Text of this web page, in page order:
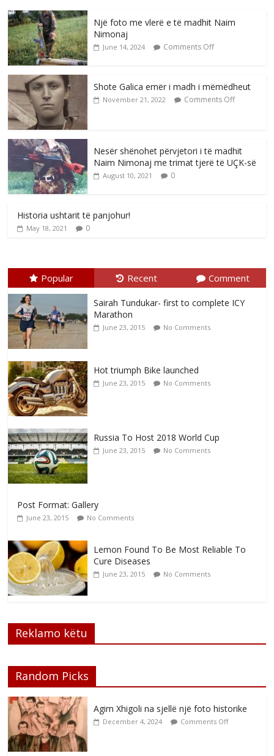
Një foto me vlerë e të madhit Naim
Nimonaj
June 14, 2024 Comments Off
Shote Galica emër i madh i mëmëdheut
November 21, 2022 Comments Off
Nesër shënohet përvjetori i të madhit
Naim Nimonaj me trimat tjerë të UÇK-së
August 10, 2021 0
Historia ushtarit të panjohur!
May 18, 2021 0
Popular Recent Comment
Sairah Tundukar- first to complete ICY
Marathon
June 23, 2015 No Comments
Hot triumph Bike launched
June 23, 2015 No Comments
Russia To Host 2018 World Cup
June 23, 2015 No Comments
Post Format: Gallery
June 23, 2015 No Comments
Lemon Found To Be Most Reliable To
Cure Diseases
June 23, 2015 No Comments
Reklamo këtu
Random Picks
Agim Xhigoli na sjellë një foto historike
December 4, 2024 Comments Off